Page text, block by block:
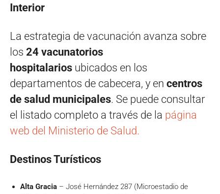
Interior
La estrategia de vacunación avanza sobre
los 24 vacunatorios
hospitalarios ubicados en los
departamentos de cabecera, y en centros
de salud municipales. Se puede consultar
el listado completo a través de la página
web del Ministerio de Salud.
Destinos Turísticos
Alta Gracia – José Hernández 287 (Microestadio de